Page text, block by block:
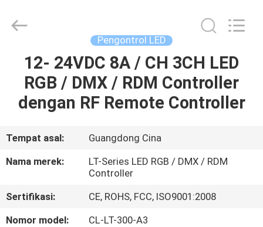
RUMAH
PRODUK
TENTANG
KAMI
TUR
PABRIK
COMI
LIGHTING
Reserved.
Pengontrol LED
12- 24VDC 8A / CH 3CH LED
RGB / DMX / RDM Controller
dengan RF Remote Controller
Tempat asal:
Guangdong Cina
Nama merek:
LT-Series LED RGB / DMX / RDM
Controller
Sertifikasi:
CE, ROHS, FCC, ISO9001:2008
Nomor model:
CL-LT-300-A3